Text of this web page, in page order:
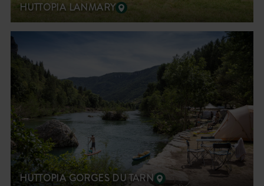
HUTTOPIA LANMARY
HUTTOPIA GORGES DU TARN